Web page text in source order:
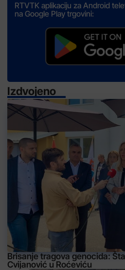
RTVTK aplikaciju za Android
na Google Play trgovini:
Izdvojeno
Brisanje tragova genocida:
Cvijanović u Roćeviću